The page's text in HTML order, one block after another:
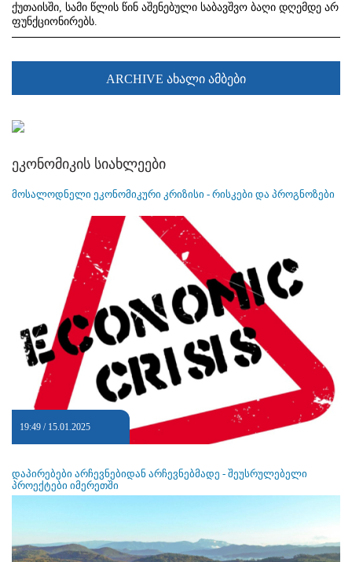
ქუთაისში, სამი წლის წინ აშენებული საბავშვო ბაღი დღემდე არ
ფუნქციონირებს.
ARCHIVE ახალი ამბები
ეკონომიკის სიახლეები
მოსალოდნელი ეკონომიკური კრიზისი - რისკები და პროგნოზები
19:49 / 15.01.2025
დაპირებები არჩევნებიდან არჩევნებმადე - შეუსრულებელი
პროექტები იმერეთში